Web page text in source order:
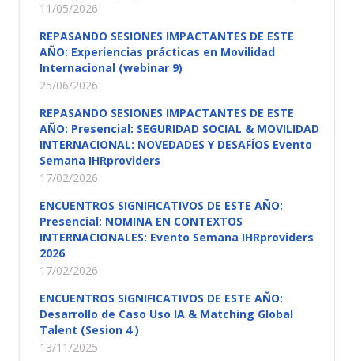
11/05/2026
REPASANDO SESIONES IMPACTANTES DE ESTE
AÑO: Experiencias prácticas en Movilidad
Internacional (webinar 9)
25/06/2026
REPASANDO SESIONES IMPACTANTES DE ESTE
AÑO: Presencial: SEGURIDAD SOCIAL & MOVILIDAD
INTERNACIONAL: NOVEDADES Y DESAFÍOS Evento
Semana IHRproviders
17/02/2026
ENCUENTROS SIGNIFICATIVOS DE ESTE AÑO:
Presencial: NOMINA EN CONTEXTOS
INTERNACIONALES: Evento Semana IHRproviders
2026
17/02/2026
ENCUENTROS SIGNIFICATIVOS DE ESTE AÑO:
Desarrollo de Caso Uso IA & Matching Global
Talent (Sesion 4 )
13/11/2025